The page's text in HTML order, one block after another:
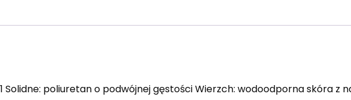
Solidne: poliuretan o podwójnej gęstości Wierzch: wodoodporna skóra z